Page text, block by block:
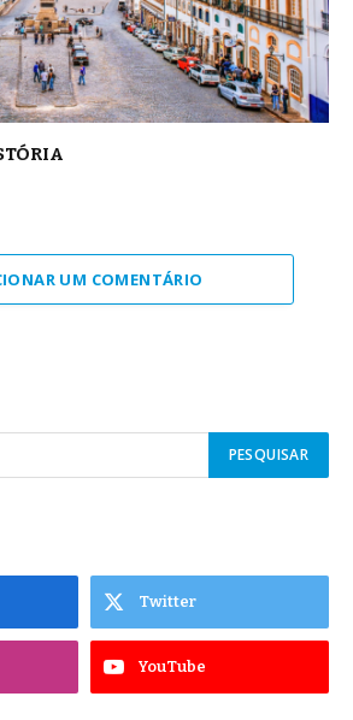
UM COMENTÁRIO
Twitter
YouTube